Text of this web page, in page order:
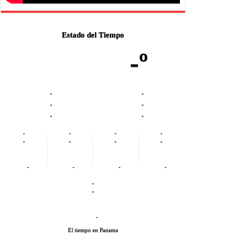
Estado del Tiempo
-º
-
-
-
-
-
-
-
-
-
-
-
-
-
-
-
-
-
-
-
-
-
El tiempo en Panama